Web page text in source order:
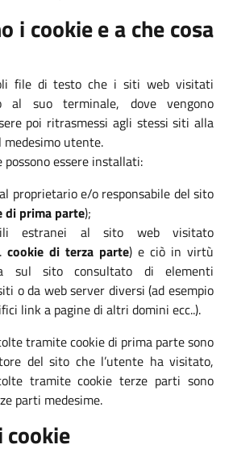
i cookie e a che cosa
file di testo che i siti web visitati
al suo terminale, dove vengono
poi ritrasmessi agli stessi siti alla
medesimo utente.
essere installati:
proprietario e/o responsabile del sito
di prima parte);
estranei al sito web visitato
cookie di terza parte) e ciò in virtù
sul sito consultato di elementi
o da web server diversi (ad esempio
link a pagine di altri domini ecc..).
tramite cookie di prima parte sono
del sito che l’utente ha visitato,
tramite cookie terze parti sono
parti medesime.